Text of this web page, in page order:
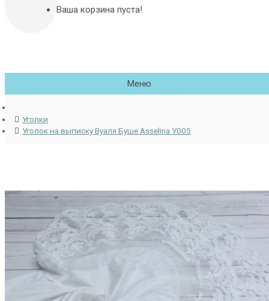
Ваша корзина пуста!
Меню
Уголки
Уголок на выписку Вуаля Буше Asselina У005